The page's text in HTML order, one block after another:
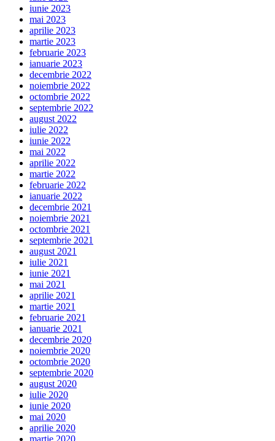
iunie 2023
mai 2023
aprilie 2023
martie 2023
februarie 2023
ianuarie 2023
decembrie 2022
noiembrie 2022
octombrie 2022
septembrie 2022
august 2022
iulie 2022
iunie 2022
mai 2022
aprilie 2022
martie 2022
februarie 2022
ianuarie 2022
decembrie 2021
noiembrie 2021
octombrie 2021
septembrie 2021
august 2021
iulie 2021
iunie 2021
mai 2021
aprilie 2021
martie 2021
februarie 2021
ianuarie 2021
decembrie 2020
noiembrie 2020
octombrie 2020
septembrie 2020
august 2020
iulie 2020
iunie 2020
mai 2020
aprilie 2020
martie 2020